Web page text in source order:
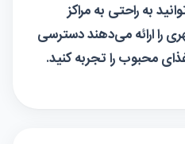
به راحتی به مراکز
را ارائه می‌دهند دسترسی
محبوب را تجربه کنید.